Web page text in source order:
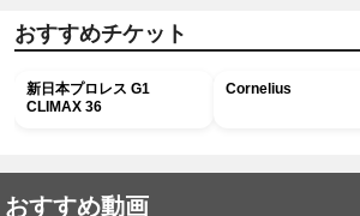
おすすめチケット
新日本プロレス G1
CLIMAX 36
Cornelius
おすすめ動画